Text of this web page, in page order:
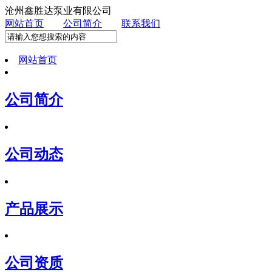
沧州鑫胜达泵业有限公司
网站首页
公司简介 联系我们
网站首页
公司简介
公司动态
产品展示
公司资质